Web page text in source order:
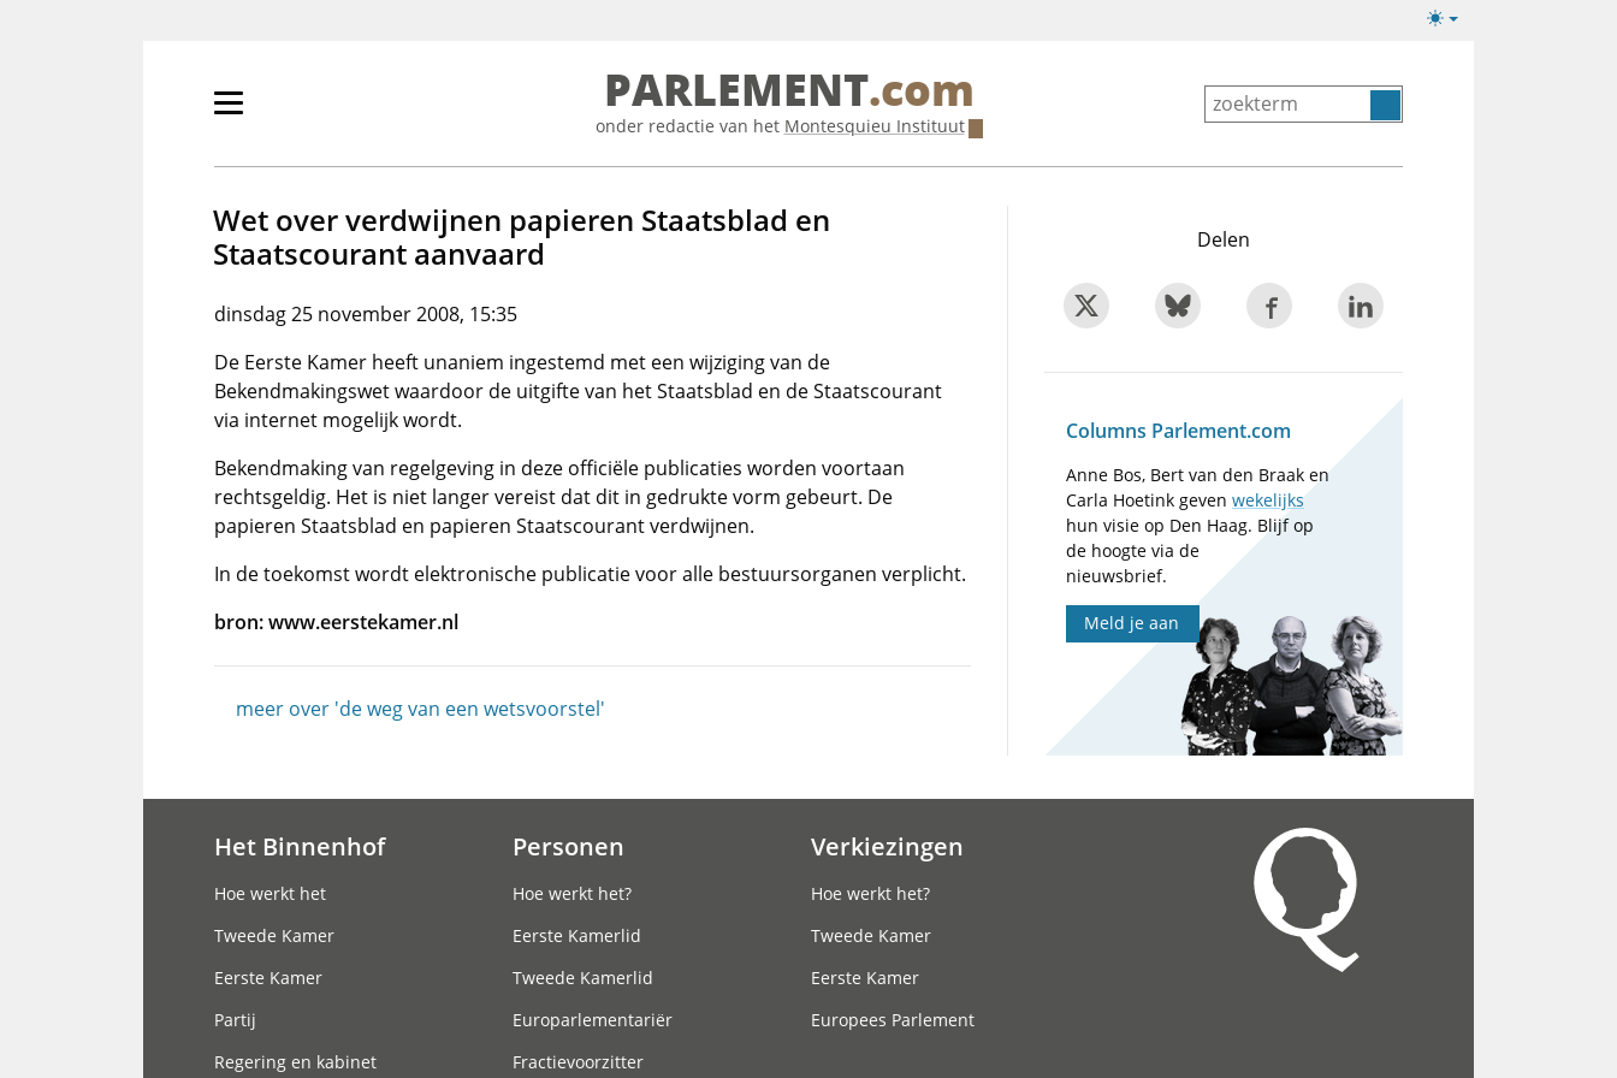
Lichte/donkere
Primair
tonen/verbergen
PARLEMENT.com
onder redactie van het Montesquieu Instituut
Wet over verdwijnen papieren Staatsblad en
Staatscourant aanvaard
dinsdag 25 november 2008, 15:35
De Eerste Kamer heeft unaniem ingestemd met een wijziging van de
Bekendmakingswet waardoor de uitgifte van het Staatsblad en de Staatscourant
via internet mogelijk wordt.
Bekendmaking van regelgeving in deze officiële publicaties worden voortaan
rechtsgeldig. Het is niet langer vereist dat dit in gedrukte vorm gebeurt. De
papieren Staatsblad en papieren Staatscourant verdwijnen.
In de toekomst wordt elektronische publicatie voor alle bestuursorganen verplicht.
bron: www.eerstekamer.nl
meer over 'de weg van een wetsvoorstel'
Delen
Columns Parlement.com
Anne Bos, Bert van den Braak en
Carla Hoetink gevenwekelijks
hun visie op Den Haag. Blijf op
de hoogte via de
nieuwsbrief.
Meld je aan
Het Binnenhof
Hoe werkt het
Tweede Kamer
Eerste Kamer
Partij
Regering en kabinet
Personen
Hoe werkt het?
Eerste Kamerlid
Tweede Kamerlid
Europarlementariër
Fractievoorzitter
Verkiezingen
Hoe werkt het?
Tweede Kamer
Eerste Kamer
Europees Parlement